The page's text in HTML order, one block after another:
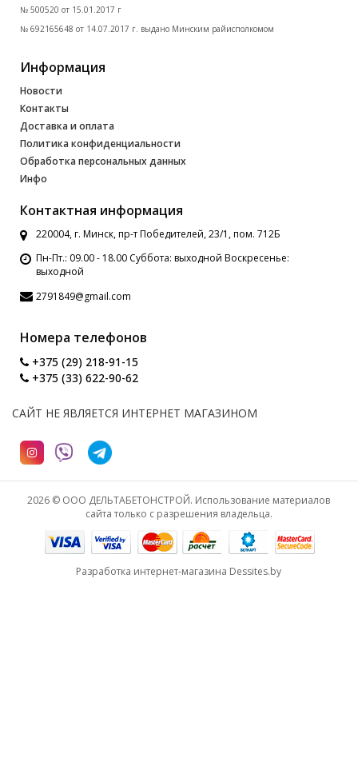
№ 500520 от 15.01.2017 г
№ 692165648 от 14.07.2017 г. выдано Минским райисполкомом
Информация
Новости
Контакты
Доставка и оплата
Политика конфиденциальности
Обработка персональных данных
Инфо
Контактная информация
220004, г. Минск, пр-т Победителей, 23/1, пом. 712Б
Пн-Пт.: 09.00 - 18.00 Суббота: выходной Воскресенье:
выходной
2791849@gmail.com
Номера телефонов
+375 (29) 218-91-15
+375 (33) 622-90-62
САЙТ НЕ ЯВЛЯЕТСЯ ИНТЕРНЕТ МАГАЗИНОМ
2026 © ООО ДЕЛЬТАБЕТОНСТРОЙ. Использование материалов
сайта только с разрешения владельца.
Разработка интернет-магазина Dessites.by